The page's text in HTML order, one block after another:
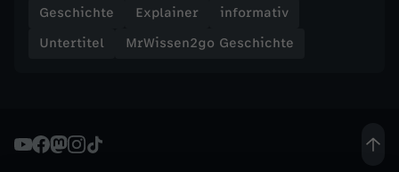
c
c
Geschichte Explainer
informativ
Untertitel
MrWissen2go Geschichte